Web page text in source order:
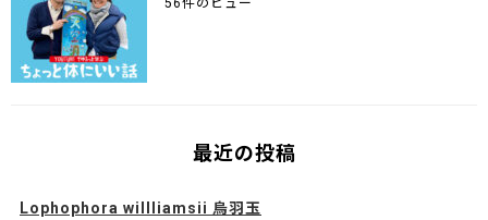
56件のビュー
最近の投稿
Lophophora willliamsii 烏羽玉